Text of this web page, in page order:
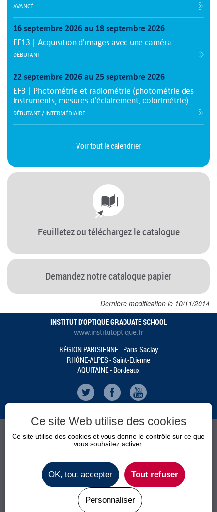
AVANCÉ
16 septembre 2026 au 18 septembre 2026
EF13 | Acquisition d'images avec une caméra
DÉBUTANT
22 septembre 2026 au 25 septembre 2026
EF3 | Photométrie et radiométrie (photométrie des
instruments, mesures d'éclairement, colorimétrie)
DÉBUTANT / INTERMÉDIAIRE
Voir tout le calendrier
Feuilletez ou téléchargez le catalogue
Demandez notre catalogue papier
Dernière modification le 10/11/2014
INSTITUT D'OPTIQUE GRADUATE SCHOOL
www.institutoptique.fr
RÉGION PARISIENNE - Paris-Saclay
RHÔNE-ALPES - Saint-Etienne
AQUITAINE - Bordeaux
CALENDRIER
INFOS PRATIQUES
Plan du site Mentions Légales
Ce site Web utilise des cookies
Ce site utilise des cookies et vous donne le contrôle sur ce que
vous souhaitez activer.
OK, tout accepter Tout refuser
Personnaliser